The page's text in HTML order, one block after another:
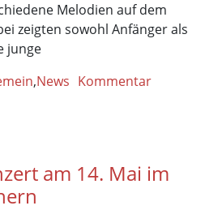
Melodien auf dem
zeigten sowohl Anfänger als
junge
,News Kommentar
am 14. Mai im